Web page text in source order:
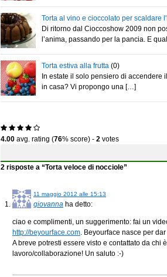
Torta al vino e cioccolato per scaldare
Di ritorno dal Cioccoshow 2009 non
l’anima, passando per la pancia. E
Torta estiva alla frutta (0)
In estate il solo pensiero di accendere
in casa? Vi propongo una […]
4.00 avg. rating (76% score) - 2 votes
2 risposte a “Torta veloce di nocciole”
giovanna ha detto:
11 maggio 2012 alle 15:13
ciao e complimenti, un suggerimento: fai un
http://beyourface.com. Beyourface nasce per
A breve potresti essere visto e contattato da chi
lavoro/collaborazione! Un saluto :-)